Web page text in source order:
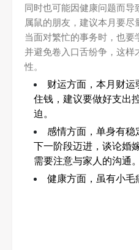
同时也可能因健康问题而导
属鼠的朋友，建议本月要尽
当面对繁忙的事务时，也要
并避免卷入口舌纷争，这
性。
财运方面，本月财
住钱，建议要做好支出
迫。
感情方面，单身有
下一阶段迈进，谈论婚
需要注意与家人的沟通。
健康方面，虽有小毛